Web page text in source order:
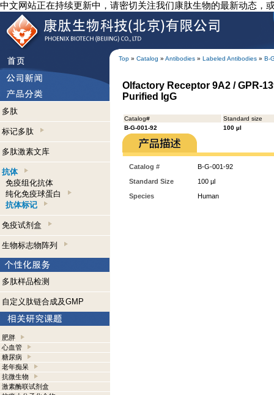
中文网站正在持续更新中，请密切关注我们康肽生物的最新动态，
Top » Catalog » Antibodies » Labeled Antibodies » B-
多肽
标记多肽
多肽激素文库
抗体
免疫组化抗体
纯化免疫球蛋白
抗体标记
免疫试剂盒
生物标志物阵列
多肽样品检测
自定义肽链合成及GMP
肥胖
心血管
糖尿病
老年痴呆
抗微生物
激素酶联试剂盒
Olfactory Receptor 9A2 / GPR-
Purified IgG
Catalog#
Standard size
B-G-001-92
100 µl
Catalog #
B-G-001-92
Standard Size
100 µl
Species
Human